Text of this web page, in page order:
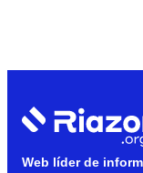
Web líder de